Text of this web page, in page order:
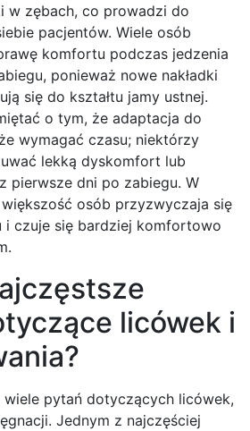
w zębach, co prowadzi do
pacjentów. Wiele osób
komfortu podczas jedzenia
ponieważ nowe nakładki
się do kształtu jamy ustnej.
o tym, że adaptacja do
wymagać czasu; niektórzy
lekką dyskomfort lub
pierwsze dni po zabiegu. W
większość osób przyzwyczaja się
i czuje się bardziej komfortowo
licówek i
wiele pytań dotyczących licówek,
Jednym z najczęściej